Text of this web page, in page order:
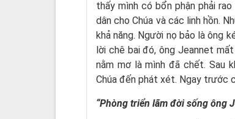
thấy mình có bổn phận phải
dân cho Chúa và các linh hồn.
khả năng. Người nọ bảo là ông
lời chê bai đó, ông Jeannet
nằm mơ là mình đã chết. Sau
Chúa đến phát xét. Ngay trước
“Phòng triển lãm đời sống ông